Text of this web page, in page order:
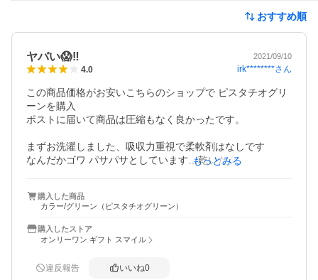
おすすめ順
ヤバい😱‼️ 2021/09/10
4.0 irk********さん
この商品価格がお安いこちらのショップで ピスタチオグリ
ーンを購入
ポストに届いて商品は圧縮もなく良かったです。
まずお洗濯しました、吸収力重視で柔軟剤はなしです
なんだかゴワ パサパサとしています…乾いたタオルを取り
でも。すごい吸収✨  髪の毛乾かすのに時短出来るので◎
もっとみる
購入した商品
カラー/グリーン（ピスタチオグリーン）
購入したストア
オンリーワン ギフト スマイル
違反報告 いいね0